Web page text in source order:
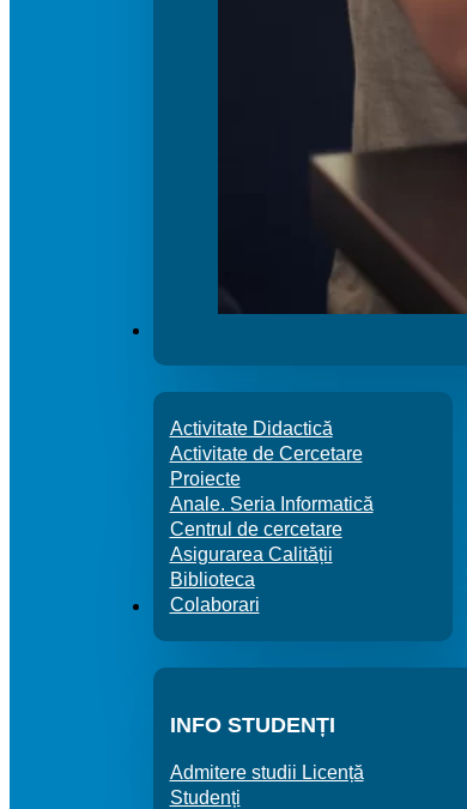
Activitate Didactică
Activitate de Cercetare
Proiecte
Anale. Seria Informatică
Centrul de cercetare
Asigurarea Calității
Biblioteca
Colaborari
STUNDENȚI / MASTERANZI
INFO STUDENȚI
Admitere studii Licență
Studenți